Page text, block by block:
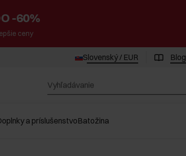
-60%
ceny
Slovenský / EUR Blog
a príslušenstvoBatožina